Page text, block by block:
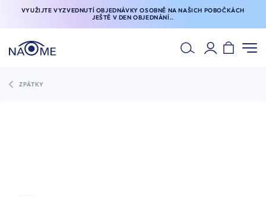
VYUŽIJTE VYZVEDNUTÍ OBJEDNÁVKY OSOBNĚ NA NAŠICH POBOČKÁCH
JEŠTĚ V DEN OBJEDNÁNÍ..
ZPÁTKY